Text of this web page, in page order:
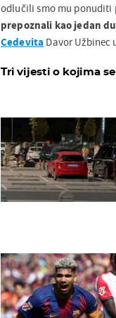
odlučili smo mu ponuditi
prepoznali kao jedan
Cedevita Davor Užbinec
Tri vijesti o kojima